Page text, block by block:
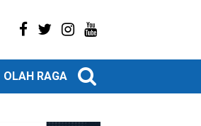
OLAH RAGA